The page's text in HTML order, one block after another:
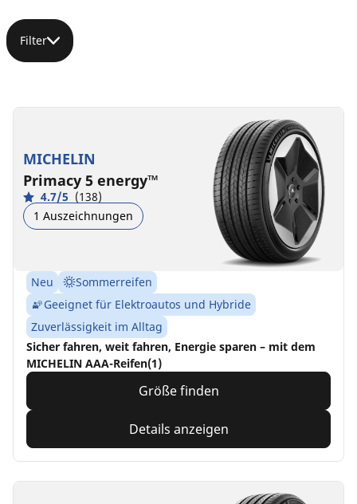
Filter
MICHELIN
Primacy 5 energy™
4.7/5 (138)
1 Auszeichnungen
Neu
Sommerreifen
Geeignet für Elektroautos und Hybride
Zuverlässigkeit im Alltag
Sicher fahren, weit fahren, Energie sparen – mit dem
MICHELIN AAA-Reifen(1)
Größe finden
Details anzeigen